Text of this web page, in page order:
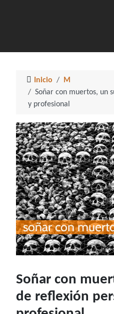
Inicio
M
Soñar con muertos, un
y profesional
Soñar con
de reflexión